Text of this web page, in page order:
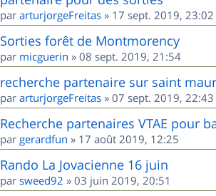
par arturjorgeFreitas » 17 sept. 2019, 23:02
Sorties forêt de Montmorency
par micguerin » 08 sept. 2019, 21:54
recherche partenaire sur saint
par arturjorgeFreitas » 07 sept. 2019, 22:43
Recherche partenaires VTAE pour
par gerardfun » 17 août 2019, 12:25
Rando La Jovacienne 16 juin
par sweed92 » 03 juin 2019, 20:51